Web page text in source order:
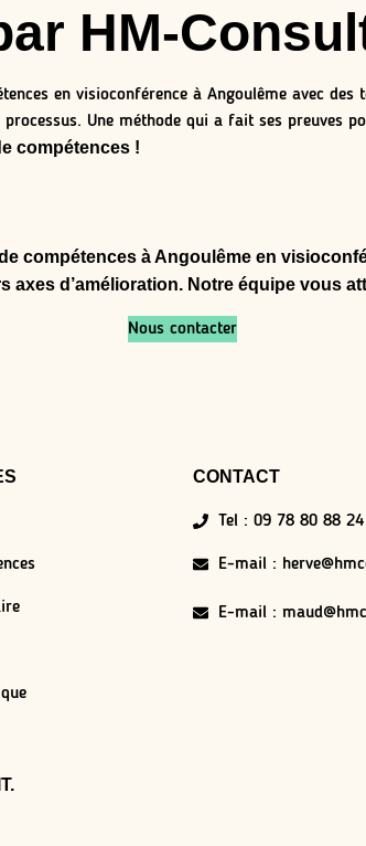
HM-
en visioconférence à Angoulême avec
Une méthode qui a fait ses preuves
compétences !
compétences à Angoulême en
d’amélioration. Notre équipe vous
Nous contacter
CONTACT
Tel : 09 78 80 88 24
E-mail :
E-mail :